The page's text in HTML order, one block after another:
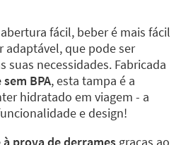
fácil, beber é mais fácil
adaptável, que pode ser
suas necessidades. Fabricada
BPA, esta tampa é a
hidratado em viagem - a
e design!
prova de derrames graças ao